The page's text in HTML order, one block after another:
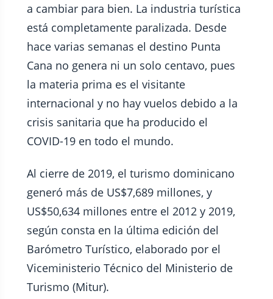
a cambiar para bien. La industria turística
está completamente paralizada. Desde
hace varias semanas el destino Punta
Cana no genera ni un solo centavo, pues
la materia prima es el visitante
internacional y no hay vuelos debido a la
crisis sanitaria que ha producido el
COVID-19 en todo el mundo.
Al cierre de 2019, el turismo dominicano
generó más de US$7,689 millones, y
US$50,634 millones entre el 2012 y 2019,
según consta en la última edición del
Barómetro Turístico, elaborado por el
Viceministerio Técnico del Ministerio de
Turismo (Mitur).